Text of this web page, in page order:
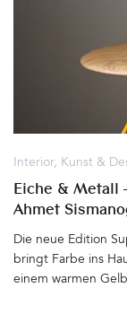
Zeit der Fall ist,
einer Radtour auf
Danke Jan, dass
Interior, Kunst &
Eiche & Metall
Ahmet
Die neue Edition
bringt Farbe ins
einem warmen